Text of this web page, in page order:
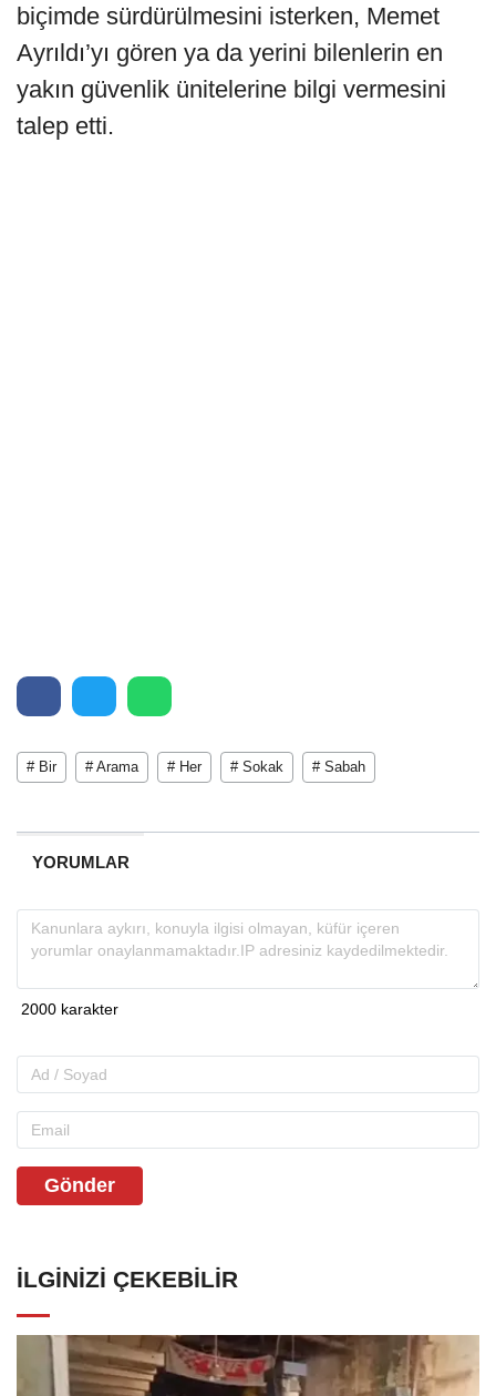
biçimde sürdürülmesini isterken, Memet
Ayrıldı’yı gören ya da yerini bilenlerin en
yakın güvenlik ünitelerine bilgi vermesini
talep etti.
# Bir # Arama # Her # Sokak # Sabah
YORUMLAR
Gönder
İLGINIZI ÇEKEBILIR